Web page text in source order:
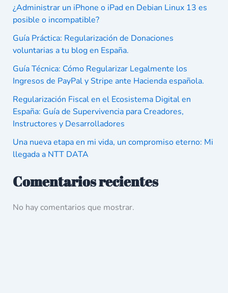
¿Administrar un iPhone o iPad en Debian Linux 13 es
posible o incompatible?
Guía Práctica: Regularización de Donaciones
voluntarias a tu blog en España.
Guía Técnica: Cómo Regularizar Legalmente los
Ingresos de PayPal y Stripe ante Hacienda española.
Regularización Fiscal en el Ecosistema Digital en
España: Guía de Supervivencia para Creadores,
Instructores y Desarrolladores
Una nueva etapa en mi vida, un compromiso eterno: Mi
llegada a NTT DATA
Comentarios recientes
No hay comentarios que mostrar.